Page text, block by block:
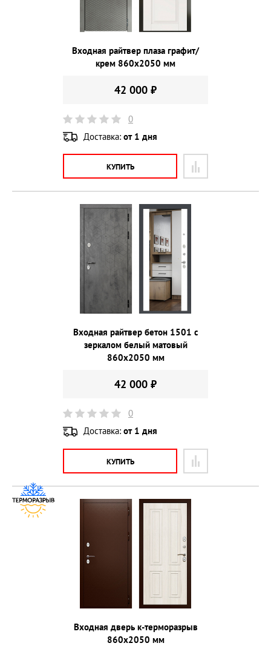
Входная райтвер плаза графит/
крем 860х2050 мм
42 000 ₽
0
Доставка: от 1 дня
КУПИТЬ
Входная райтвер бетон 1501 с
зеркалом белый матовый
860х2050 мм
42 000 ₽
0
Доставка: от 1 дня
КУПИТЬ
Входная дверь к-терморазрыв
860х2050 мм